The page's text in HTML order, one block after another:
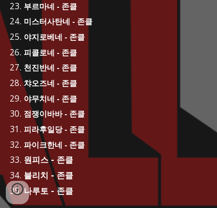
부르마네 - 존클
미스터사탄네 - 존클
야지로베네 - 존클
피콜로네 - 존클
천진반네 - 존클
챠오즈네 - 존클
야무치네 - 존클
점쟁이바바 - 존클
피라후일당 - 존클
파이크한네 - 존클
원피스 - 존클
블리치 - 존클
나루토 - 존클